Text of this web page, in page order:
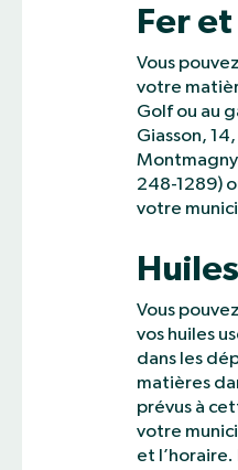
Fer
Vous
votre
Golf ou au
Giasson,
248-1289)
votre
Vous
vos huiles
dans les
matières
prévus à
votre
et l’horaire.